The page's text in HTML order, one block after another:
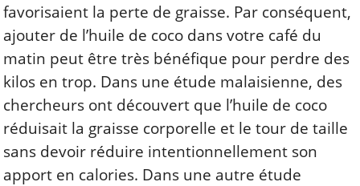
favorisaient la perte de graisse. Par conséquent,
ajouter de l’huile de coco dans votre café du
matin peut être très bénéfique pour perdre des
kilos en trop. Dans une étude malaisienne, des
chercheurs ont découvert que l’huile de coco
réduisait la graisse corporelle et le tour de taille
sans devoir réduire intentionnellement son
apport en calories. Dans une autre étude